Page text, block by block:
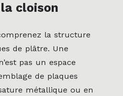
cloison
la structure
de plâtre. Une
pas un espace
de plaques
métallique ou en